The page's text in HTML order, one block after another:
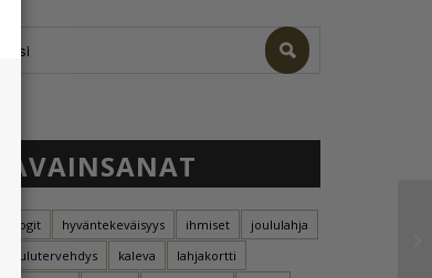
AVAINSANAT
blogit hyväntekeväisyys ihmiset
joululahja
joulutervehdys
kaleva
lahjakortti